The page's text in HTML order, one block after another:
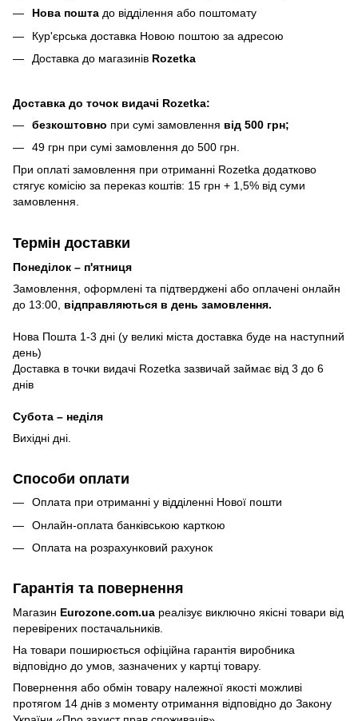
Нова пошта до відділення або поштомату
Кур'єрська доставка Новою поштою за адресою
Доставка до магазинів Rozetka
Доставка до точок видачі Rozetka:
безкоштовно при сумі замовлення від 500 грн;
49 грн при сумі замовлення до 500 грн.
При оплаті замовлення при отриманні Rozetka додатково
стягує комісію за переказ коштів: 15 грн + 1,5% від суми
замовлення.
Термін доставки
Понеділок – п'ятниця
Замовлення, оформлені та підтверджені або оплачені онлайн
до 13:00, відправляються в день замовлення.
Нова Пошта 1-3 дні (у великі міста доставка буде на наступний
день)
Доставка в точки видачі Rozetka зазвичай займає від 3 до 6
днів
Субота – неділя
Вихідні дні.
Способи оплати
Оплата при отриманні у відділенні Нової пошти
Онлайн-оплата банківською карткою
Оплата на розрахунковий рахунок
Гарантія та повернення
Магазин Eurozone.com.ua реалізує виключно якісні товари від
перевірених постачальників.
На товари поширюється офіційна гарантія виробника
відповідно до умов, зазначених у картці товару.
Повернення або обмін товару належної якості можливі
протягом 14 днів з моменту отримання відповідно до Закону